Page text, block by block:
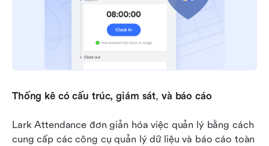
Thống kê có cấu trúc, giám sát, và báo cáo
Lark Attendance đơn giản hóa việc quản lý bằng cách
cung cấp các công cụ quản lý dữ liệu và báo cáo toàn